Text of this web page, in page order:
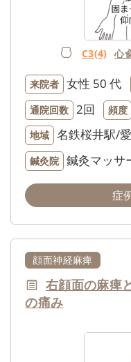
C3(4) 心
来院者 女性 50 代
通院回数 2回 頻度
地域 名鉄桜井駅/
鍼灸院 鍼灸マッサ
症
顔面神経麻痺
右顔面の麻痺
の痛み